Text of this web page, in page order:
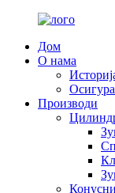
Дом
О нама
Производи